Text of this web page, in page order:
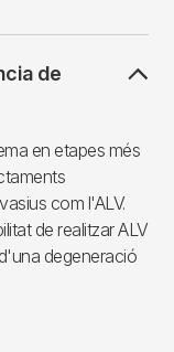
de
en etapes més
com l'ALV.
de realitzar ALV
degeneració